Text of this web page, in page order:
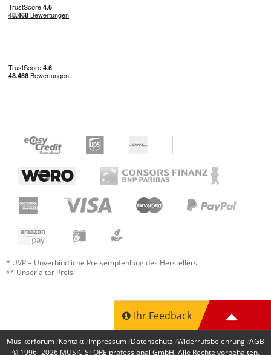
* UVP = Unverbindliche Preisempfehlung des Herstellers
** Unser alter Preis
Ihr Feedback
Musikerforum Kontakt Impressum Datenschutz Widerrufsbelehrung AGB
© 1996 -2026 MUSIC STORE professional GmbH. Alle Rechte vorbehalten.